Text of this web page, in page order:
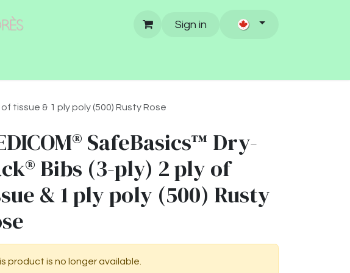
Sign in
tissue & 1 ply poly (500) Rusty Rose
SafeBasics™ Dry-
Bibs (3-ply) 2 ply of
& 1 ply poly (500) Rusty
product is no longer available.